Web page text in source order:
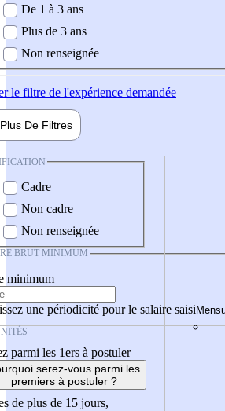
De 1 à 3 ans
Plus de 3 ans
Non renseignée
le filtre de l'expérience demandée
Plus De Filtres
Cadre
Non cadre
Non renseignée
BRUT MINIMUM
minimum
une périodicité pour le salaire saisi
parmi les 1ers à postuler
serez-vous parmi les
premiers à postuler ?
de plus de 15 jours,